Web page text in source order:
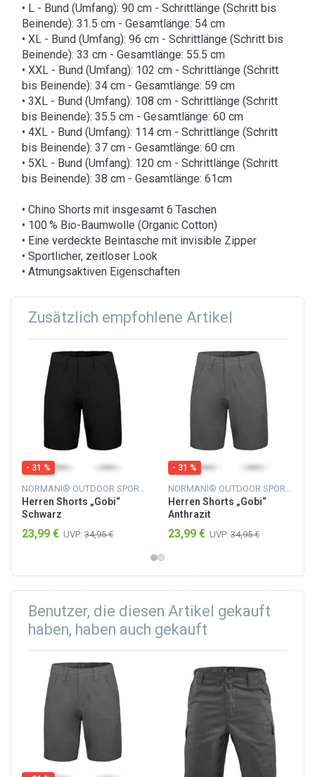
• L - Bund (Umfang): 90 cm - Schrittlänge (Schritt bis
Beinende): 31.5 cm - Gesamtlänge: 54 cm
• XL - Bund (Umfang): 96 cm - Schrittlänge (Schritt bis
Beinende): 33 cm - Gesamtlänge: 55.5 cm
• XXL - Bund (Umfang): 102 cm - Schrittlänge (Schritt
bis Beinende): 34 cm - Gesamtlänge: 59 cm
• 3XL - Bund (Umfang): 108 cm - Schrittlänge (Schritt
bis Beinende): 35.5 cm - Gesamtlänge: 60 cm
• 4XL - Bund (Umfang): 114 cm - Schrittlänge (Schritt
bis Beinende): 37 cm - Gesamtlänge: 60 cm
• 5XL - Bund (Umfang): 120 cm - Schrittlänge (Schritt
bis Beinende): 38 cm - Gesamtlänge: 61cm
• Chino Shorts mit insgesamt 6 Taschen
• 100 % Bio-Baumwolle (Organic Cotton)
• Eine verdeckte Beintasche mit invisible Zipper
• Sportlicher, zeitloser Look
• Atmungsaktiven Eigenschaften
Zusätzlich empfohlene Artikel
- 31 %
NORMANI® OUTDOOR SPORTS
Herren Shorts „Gobi“
Schwarz
23,99 € UVP: 34,95 €
- 31 %
NORMANI® OUTDOOR SPORTS
Herren Shorts „Gobi“
Anthrazit
23,99 € UVP: 34,95 €
Benutzer, die diesen Artikel gekauft
haben, haben auch gekauft